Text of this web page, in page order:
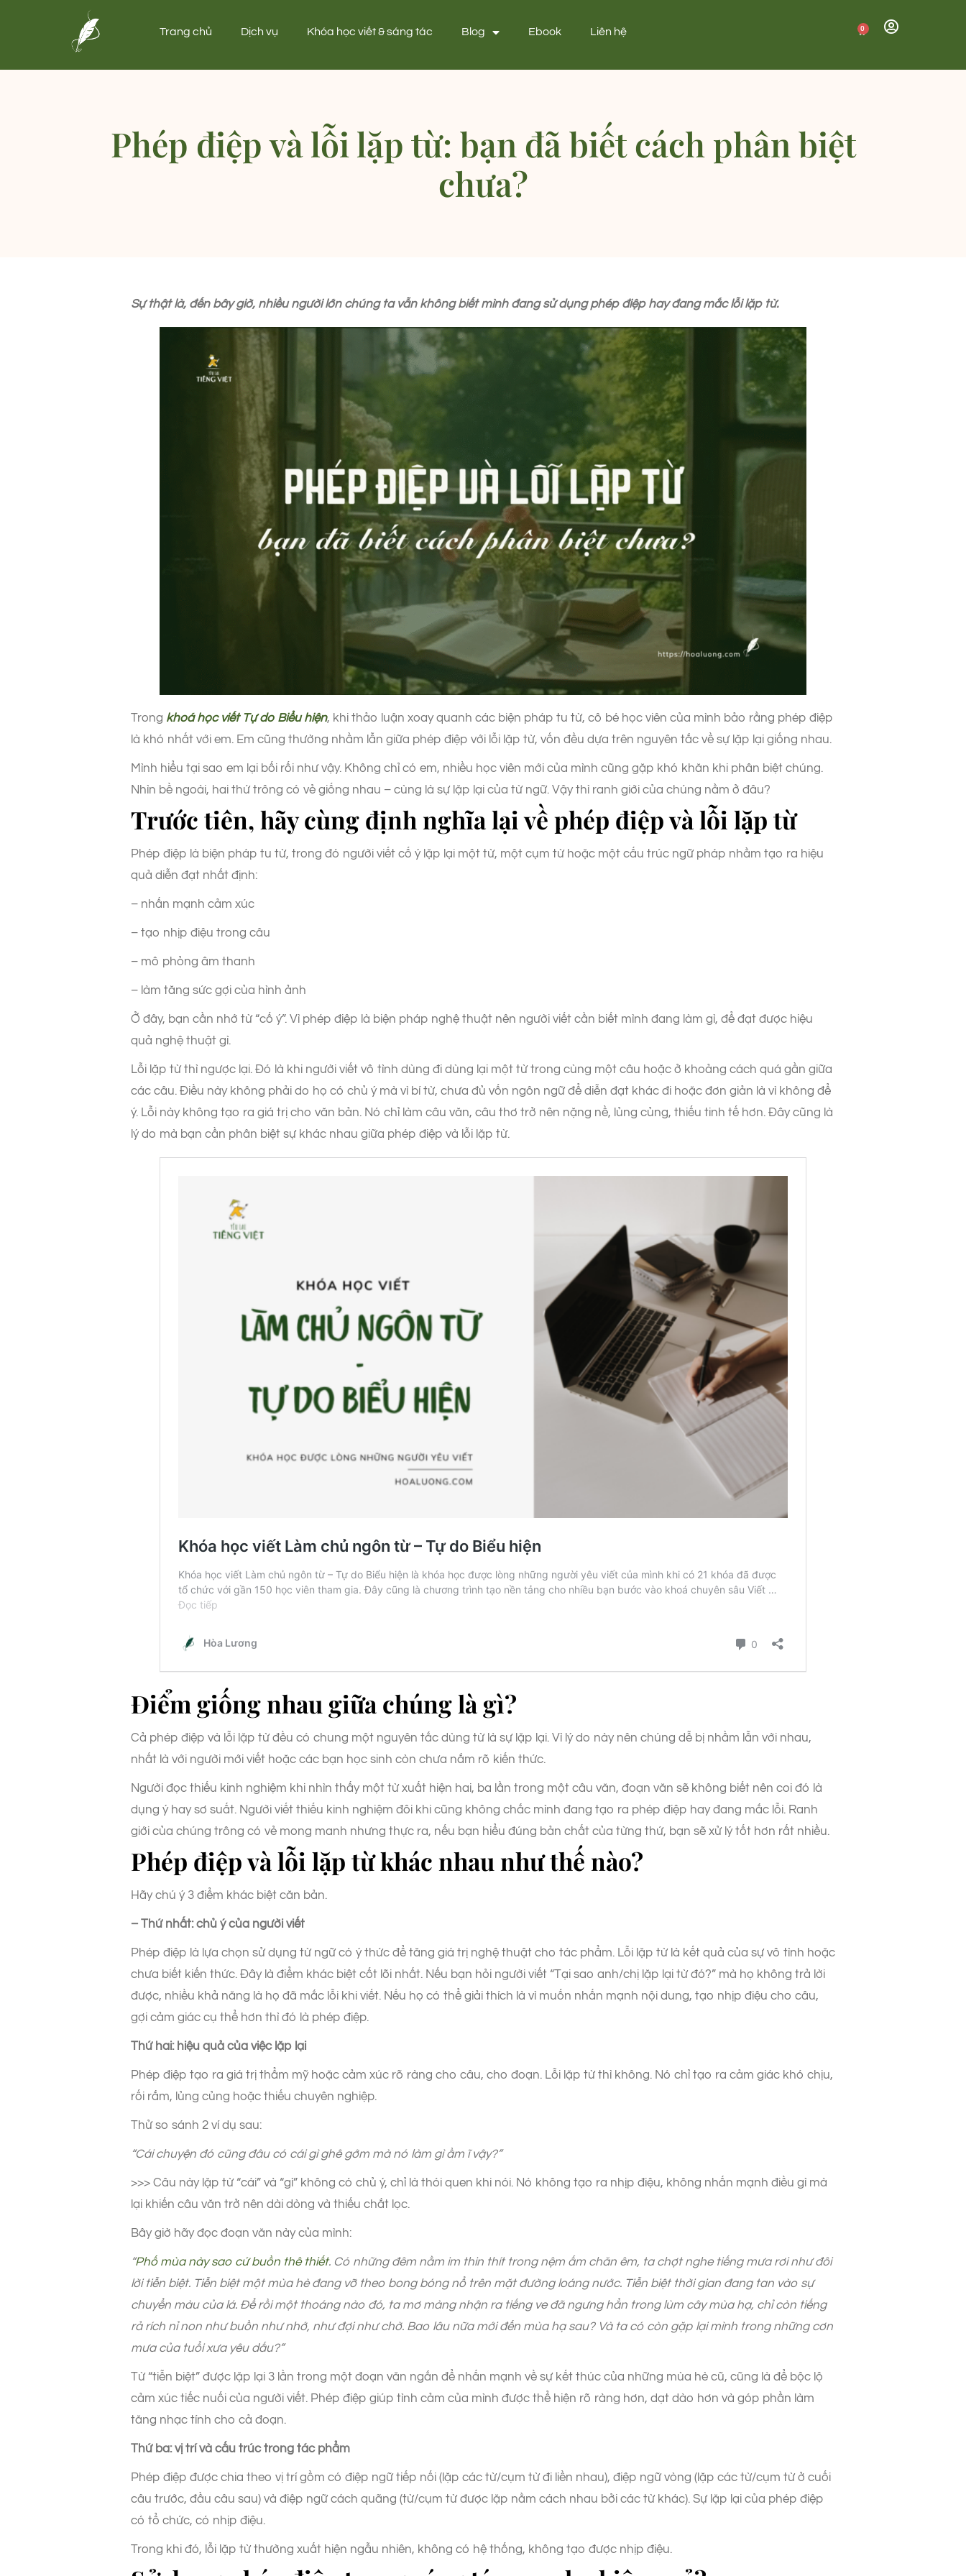
Trang chủ Dịch vụ Khóa học viết & sáng tác Blog Ebook Liên hệ 0
Phép điệp và lỗi lặp từ: bạn đã biết cách phân biệt
chưa?
Sự thật là, đến bây giờ, nhiều người lớn chúng ta vẫn không biết mình đang sử dụng phép điệp hay đang mắc lỗi lặp từ.
Trong khoá học viết Tự do Biểu hiện, khi thảo luận xoay quanh các biện pháp tu từ, cô bé học viên của mình bảo rằng phép điệp
là khó nhất với em. Em cũng thường nhầm lẫn giữa phép điệp với lỗi lặp từ, vốn đều dựa trên nguyên tắc về sự lặp lại giống nhau.
Mình hiểu tại sao em lại bối rối như vậy. Không chỉ có em, nhiều học viên mới của mình cũng gặp khó khăn khi phân biệt chúng.
Nhìn bề ngoài, hai thứ trông có vẻ giống nhau – cùng là sự lặp lại của từ ngữ. Vậy thì ranh giới của chúng nằm ở đâu?
Trước tiên, hãy cùng định nghĩa lại về phép điệp và lỗi lặp từ
Phép điệp là biện pháp tu từ, trong đó người viết cố ý lặp lại một từ, một cụm từ hoặc một cấu trúc ngữ pháp nhằm tạo ra hiệu
quả diễn đạt nhất định:
– nhấn mạnh cảm xúc
– tạo nhịp điệu trong câu
– mô phỏng âm thanh
– làm tăng sức gợi của hình ảnh
Ở đây, bạn cần nhớ từ “cố ý”. Vì phép điệp là biện pháp nghệ thuật nên người viết cần biết mình đang làm gì, để đạt được hiệu
quả nghệ thuật gì.
Lỗi lặp từ thì ngược lại. Đó là khi người viết vô tình dùng đi dùng lại một từ trong cùng một câu hoặc ở khoảng cách quá gần giữa
các câu. Điều này không phải do họ có chủ ý mà vì bí từ, chưa đủ vốn ngôn ngữ để diễn đạt khác đi hoặc đơn giản là vì không để
ý. Lỗi này không tạo ra giá trị cho văn bản. Nó chỉ làm câu văn, câu thơ trở nên nặng nề, lủng củng, thiếu tinh tế hơn. Đây cũng là
lý do mà bạn cần phân biệt sự khác nhau giữa phép điệp và lỗi lặp từ.
Điểm giống nhau giữa chúng là gì?
Cả phép điệp và lỗi lặp từ đều có chung một nguyên tắc dùng từ là sự lặp lại. Vì lý do này nên chúng dễ bị nhầm lẫn với nhau,
nhất là với người mới viết hoặc các bạn học sinh còn chưa nắm rõ kiến thức.
Người đọc thiếu kinh nghiệm khi nhìn thấy một từ xuất hiện hai, ba lần trong một câu văn, đoạn văn sẽ không biết nên coi đó là
dụng ý hay sơ suất. Người viết thiếu kinh nghiệm đôi khi cũng không chắc mình đang tạo ra phép điệp hay đang mắc lỗi. Ranh
giới của chúng trông có vẻ mong manh nhưng thực ra, nếu bạn hiểu đúng bản chất của từng thứ, bạn sẽ xử lý tốt hơn rất nhiều.
Phép điệp và lỗi lặp từ khác nhau như thế nào?
Hãy chú ý 3 điểm khác biệt căn bản.
– Thứ nhất: chủ ý của người viết
Phép điệp là lựa chọn sử dụng từ ngữ có ý thức để tăng giá trị nghệ thuật cho tác phẩm. Lỗi lặp từ là kết quả của sự vô tình hoặc
chưa biết kiến thức. Đây là điểm khác biệt cốt lõi nhất. Nếu bạn hỏi người viết “Tại sao anh/chị lặp lại từ đó?” mà họ không trả lời
được, nhiều khả năng là họ đã mắc lỗi khi viết. Nếu họ có thể giải thích là vì muốn nhấn mạnh nội dung, tạo nhịp điệu cho câu,
gợi cảm giác cụ thể hơn thì đó là phép điệp.
Thứ hai: hiệu quả của việc lặp lại
Phép điệp tạo ra giá trị thẩm mỹ hoặc cảm xúc rõ ràng cho câu, cho đoạn. Lỗi lặp từ thì không. Nó chỉ tạo ra cảm giác khó chịu,
rối rắm, lủng củng hoặc thiếu chuyên nghiệp.
Thử so sánh 2 ví dụ sau:
“Cái chuyện đó cũng đâu có cái gì ghê gớm mà nó làm gì ầm ĩ vậy?”
>>> Câu này lặp từ “cái” và “gì” không có chủ ý, chỉ là thói quen khi nói. Nó không tạo ra nhịp điệu, không nhấn mạnh điều gì mà
lại khiến câu văn trở nên dài dòng và thiếu chắt lọc.
Bây giờ hãy đọc đoạn văn này của mình:
“Phố mùa này sao cứ buồn thê thiết. Có những đêm nằm im thin thít trong nệm ấm chăn êm, ta chợt nghe tiếng mưa rơi như đôi
lời tiễn biệt. Tiễn biệt một mùa hè đang vỡ theo bong bóng nổ trên mặt đường loáng nước. Tiễn biệt thời gian đang tan vào sự
chuyển màu của lá. Để rồi một thoáng nào đó, ta mơ màng nhận ra tiếng ve đã ngưng hẳn trong lùm cây mùa hạ, chỉ còn tiếng
rả rích nỉ non như buồn như nhớ, như đợi như chờ. Bao lâu nữa mới đến mùa hạ sau? Và ta có còn gặp lại mình trong những cơn
mưa của tuổi xưa yêu dấu?”
Từ “tiễn biệt” được lặp lại 3 lần trong một đoạn văn ngắn để nhấn mạnh về sự kết thúc của những mùa hè cũ, cũng là để bộc lộ
cảm xúc tiếc nuối của người viết. Phép điệp giúp tình cảm của mình được thể hiện rõ ràng hơn, dạt dào hơn và góp phần làm
tăng nhạc tính cho cả đoạn.
Thứ ba: vị trí và cấu trúc trong tác phẩm
Phép điệp được chia theo vị trí gồm có điệp ngữ tiếp nối (lặp các từ/cụm từ đi liền nhau), điệp ngữ vòng (lặp các từ/cụm từ ở cuối
câu trước, đầu câu sau) và điệp ngữ cách quãng (từ/cụm từ được lặp nằm cách nhau bởi các từ khác). Sự lặp lại của phép điệp
có tổ chức, có nhịp điệu.
Trong khi đó, lỗi lặp từ thường xuất hiện ngẫu nhiên, không có hệ thống, không tạo được nhịp điệu.